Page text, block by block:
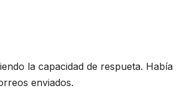
la capacidad de respueta. Había
enviados.